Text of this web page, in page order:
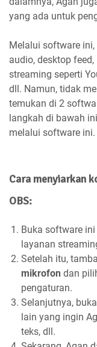
yang ada untuk
Melalui software
audio, desktop
streaming seperti
dll. Namun, tidak
temukan di 2
langkah di bawah
melalui software ini.
Cara menyiarkan
OBS:
Buka software
layanan
Setelah itu,
mikrofon dan
pengaturan.
Selanjutnya,
lain yang ingin
teks, dll.